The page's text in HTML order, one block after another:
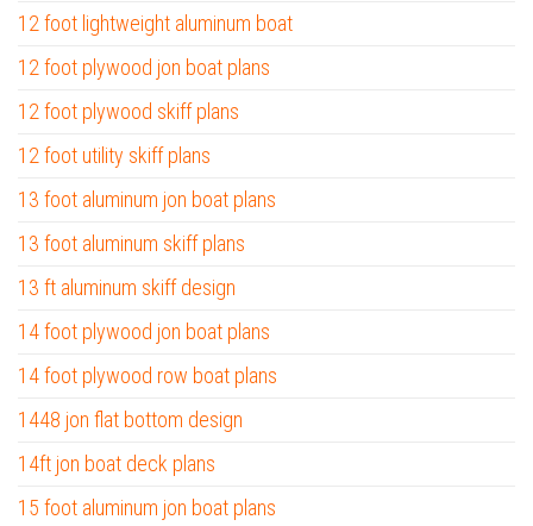
12 foot lightweight aluminum boat
12 foot plywood jon boat plans
12 foot plywood skiff plans
12 foot utility skiff plans
13 foot aluminum jon boat plans
13 foot aluminum skiff plans
13 ft aluminum skiff design
14 foot plywood jon boat plans
14 foot plywood row boat plans
1448 jon flat bottom design
14ft jon boat deck plans
15 foot aluminum jon boat plans